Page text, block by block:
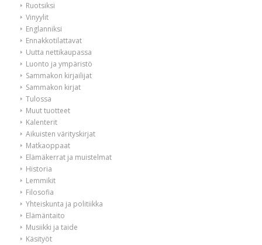
Ruotsiksi
Vinyylit
Englanniksi
Ennakkotilattavat
Uutta nettikaupassa
Luonto ja ympäristö
Sammakon kirjailijat
Sammakon kirjat
Tulossa
Muut tuotteet
Kalenterit
Aikuisten värityskirjat
Matkaoppaat
Elämäkerrat ja muistelmat
Historia
Lemmikit
Filosofia
Yhteiskunta ja politiikka
Elämäntaito
Musiikki ja taide
Käsityöt